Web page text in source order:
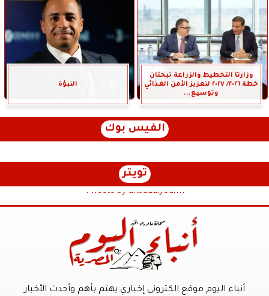
وزارتا التخطيط والزراعة تبحثان
خطة ٢٠٢٦/ ٢٠٢٧ لتعزيز الأمن الغذائي
وتوسيع...
النبؤة
الفيس بوك
تويتر
Tweets by anbaaalyoum1
أنباء اليوم موقع الكترونى إخباري يهتم بأهم وأحدث الأخبار